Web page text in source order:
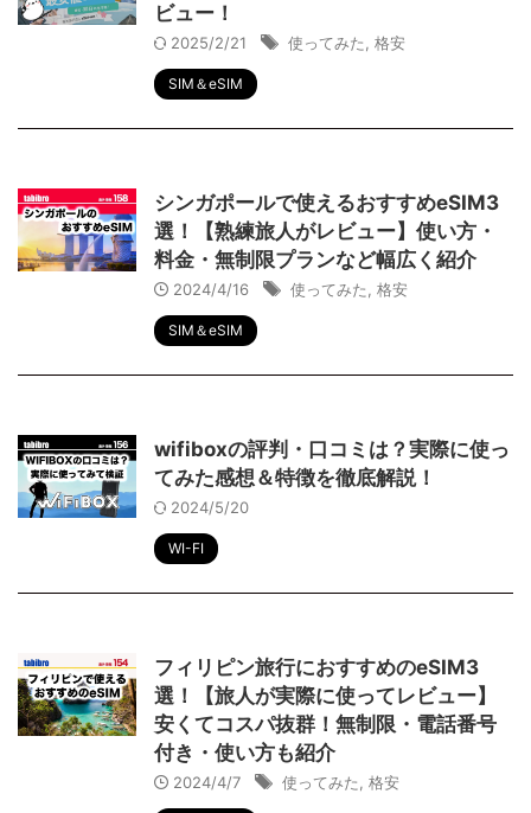
ビュー！
2025/2/21 使ってみた 格安
SIM＆eSIM
シンガポールで使えるおすすめeSIM3
選！【熟練旅人がレビュー】使い方・
料金・無制限プランなど幅広く紹介
2024/4/16 使ってみた 格安
SIM＆eSIM
wifiboxの評判・口コミは？実際に使っ
てみた感想＆特徴を徹底解説！
2024/5/20
WI-FI
フィリピン旅行におすすめのeSIM3
選！【旅人が実際に使ってレビュー】
安くてコスパ抜群！無制限・電話番号
付き・使い方も紹介
2024/4/7 使ってみた 格安